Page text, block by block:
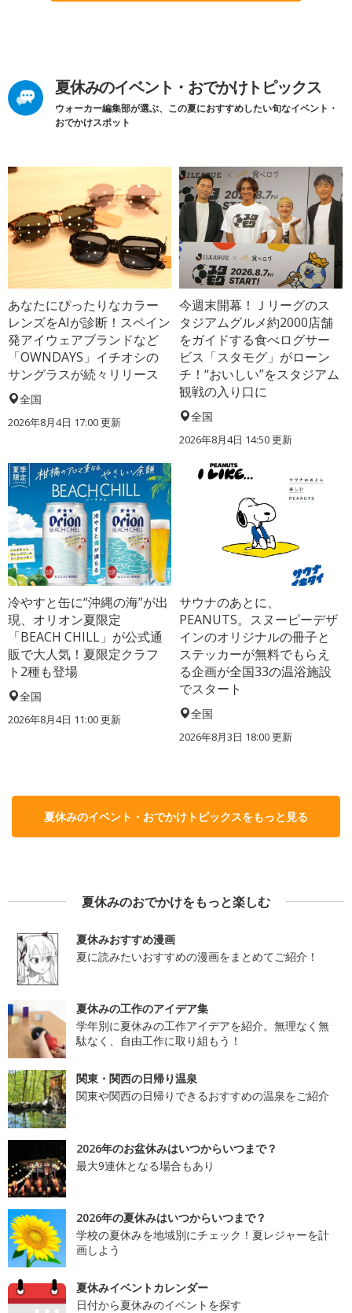
夏休みのイベント・おでかけトピックス
ウォーカー編集部が選ぶ、この夏におすすめしたい旬なイベント・
おでかけスポット
あなたにぴったりなカラー
レンズをAIが診断！スペイン
発アイウェアブランドなど
「OWNDAYS」イチオシの
サングラスが続々リリース
全国
2026年8月4日 17:00更新
今週末開幕！Ｊリーグのス
タジアムグルメ約2000店舗
をガイドする食べログサー
ビス「スタモグ」がローン
チ！“おいしい”をスタジアム
観戦の入り口に
全国
2026年8月4日 14:50更新
冷やすと缶に“沖縄の海”が出
現、オリオン夏限定
「BEACH CHILL」が公式通
販で大人気！夏限定クラフ
ト2種も登場
全国
2026年8月4日 11:00更新
サウナのあとに、
PEANUTS。スヌーピーデザ
インのオリジナルの冊子と
ステッカーが無料でもらえ
る企画が全国33の温浴施設
でスタート
全国
2026年8月3日 18:00更新
夏休みのイベント・おでかけトピックスをもっと見る
夏休みのおでかけをもっと楽しむ
夏休みおすすめ漫画
夏に読みたいおすすめの漫画をまとめてご紹介！
夏休みの工作のアイデア集
学年別に夏休みの工作アイデアを紹介。無理なく無
駄なく、自由工作に取り組もう！
関東・関西の日帰り温泉
関東や関西の日帰りできるおすすめの温泉をご紹介
2026年のお盆休みはいつからいつまで？
最大9連休となる場合もあり
2026年の夏休みはいつからいつまで？
学校の夏休みを地域別にチェック！夏レジャーを計
画しよう
夏休みイベントカレンダー
日付から夏休みのイベントを探す